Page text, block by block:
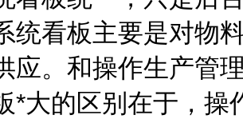
统看板主要是对物
应。和操作生产管
*大的区别在于，操